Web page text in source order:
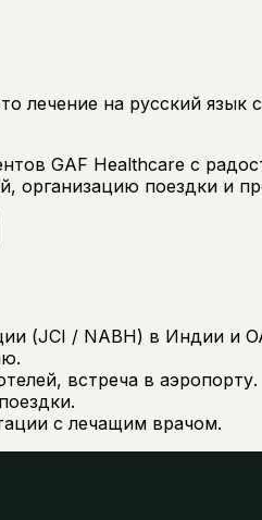
на русский
GAF Healthcare с
организацию поездки и
(JCI / NABH) в Индии и
встреча в аэропорту.
с лечащим врачом.